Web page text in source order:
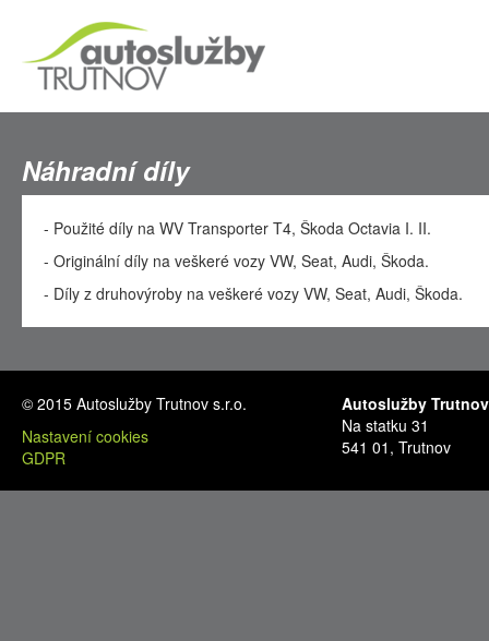
Náhradní díly
- Použité díly na WV Transporter T4, Škoda Octavia I. II.
- Originální díly na veškeré vozy VW, Seat, Audi, Škoda.
- Díly z druhovýroby na veškeré vozy VW, Seat, Audi, Škoda.
© 2015 Autoslužby Trutnov s.r.o.
Nastavení cookies
GDPR
Autoslužby
Na statku 31
541 01, Trutnov